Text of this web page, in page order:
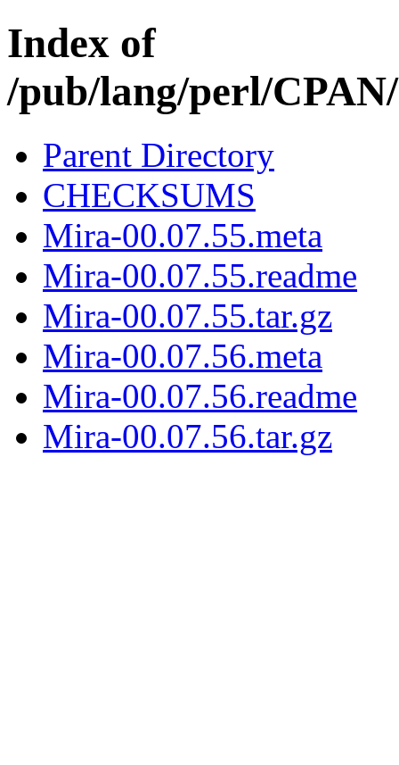
Index of
/pub/lang/perl/
Parent Directory
CHECKSUMS
Mira-00.07.55.meta
Mira-00.07.55.readme
Mira-00.07.55.tar.gz
Mira-00.07.56.meta
Mira-00.07.56.readme
Mira-00.07.56.tar.gz